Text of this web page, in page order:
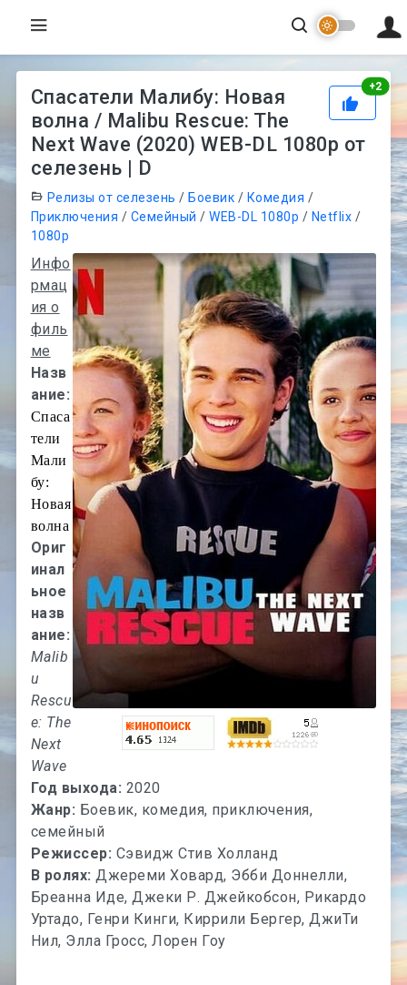
+2
Спасатели Малибу: Новая
волна / Malibu Rescue: The
Next Wave (2020) WEB-DL 1080p от
селезень | D
Релизы от селезень /Боевик / Комедия /
Приключения / Семейный /WEB-DL 1080p / Netflix /
1080p
Инфо
рмац
ия о
филь
ме
Назв
ание:
Спаса
тели
Мали
бу:
Новая
волна
Ориг
инал
ьное
назв
ание:
Malib
u
Rescu
e: The
Next
Wave
Год выхода: 2020
Жанр: Боевик, комедия, приключения,
семейный
Режиссер: Сэвидж Стив Холланд
В ролях: Джереми Ховард, Эбби Доннелли,
Бреанна Иде, Джеки Р. Джейкобсон, Рикардо
Уртадо, Генри Кинги, Киррили Бергер, ДжиТи
Нил, Элла Гросс, Лорен Гоу